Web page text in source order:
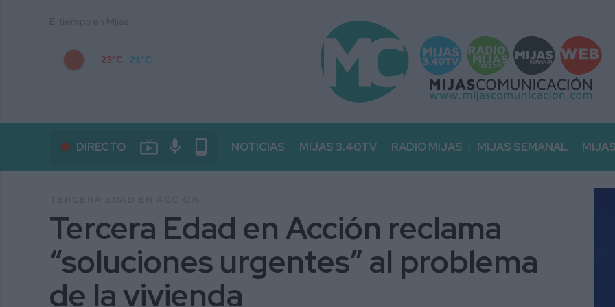
23°C 21°C
DIRECTO live_tv mic phone_android NOTICIAS MIJAS 3.40TV RADIO MIJAS MIJAS SEMANAL
Tercera Edad en Acción reclama
“soluciones urgentes” al problema
de la vivienda